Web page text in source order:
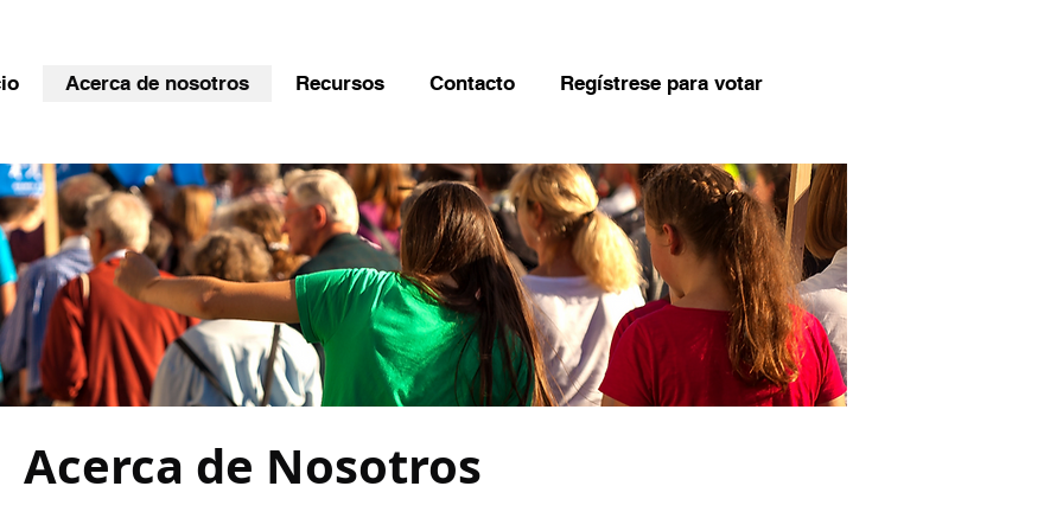
Acerca de nosotros Recursos Contacto Regístrese para votar
Acerca de Nosotros